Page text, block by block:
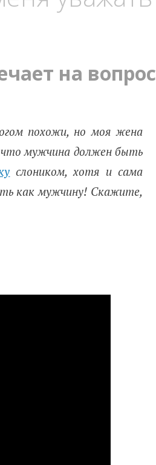
на вопрос
похожи, но моя жена
что мужчина должен быть
слоником, хотя и сама
как мужчину! Скажите,